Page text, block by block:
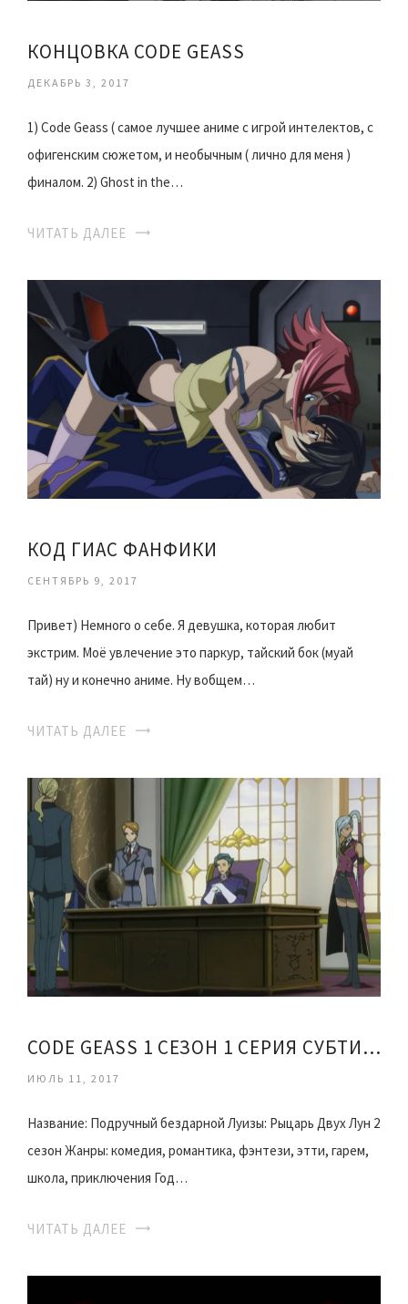
КОНЦОВКА CODE GEASS
ДЕКАБРЬ 3, 2017
1) Code Geass ( самое лучшее аниме с игрой интелектов, с
офигенским сюжетом, и необычным ( лично для меня )
финалом. 2) Ghost in the…
ЧИТАТЬ ДАЛЕЕ
КОД ГИАС ФАНФИКИ
СЕНТЯБРЬ 9, 2017
Привет) Немного о себе. Я девушка, которая любит
экстрим. Моё увлечение это паркур, тайский бок (муай
тай) ну и конечно аниме. Ну вобщем…
ЧИТАТЬ ДАЛЕЕ
CODE GEASS 1 СЕЗОН 1 СЕРИЯ СУБТИТРЫ
ИЮЛЬ 11, 2017
Название: Подручный бездарной Луизы: Рыцарь Двух Лун 2
сезон Жанры: комедия, романтика, фэнтези, этти, гарем,
школа, приключения Год…
ЧИТАТЬ ДАЛЕЕ